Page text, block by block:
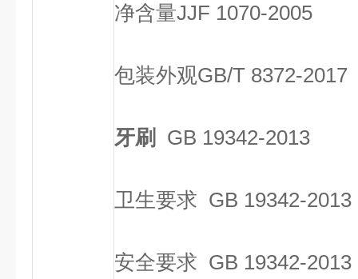
净含量JJF 1070-2005
包装外观GB/T 8372-2017
牙刷 GB 19342-2013
卫生要求 GB 19342-2013
安全要求 GB 19342-2013